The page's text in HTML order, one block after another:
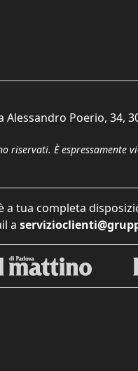
Poerio, 34,
riservati. È espressamente
a tua completa
a